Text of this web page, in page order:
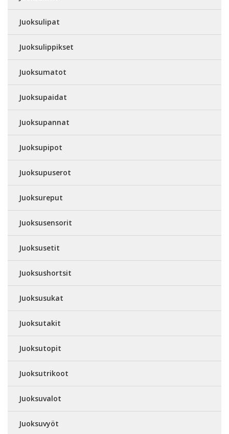
Juoksulipat
Juoksulippikset
Juoksumatot
Juoksupaidat
Juoksupannat
Juoksupipot
Juoksupuserot
Juoksureput
Juoksusensorit
Juoksusetit
Juoksushortsit
Juoksusukat
Juoksutakit
Juoksutopit
Juoksutrikoot
Juoksuvalot
Juoksuvyöt